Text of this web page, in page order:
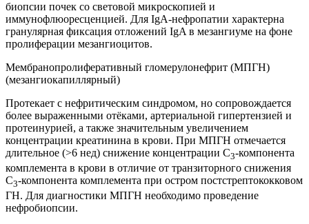
биопсии почек со световой микроскопией и
иммунофлюоресценцией. Для IgA-нефропатии характерна
гранулярная фиксация отложений IgA в мезангиуме на фоне
пролиферации мезангиоцитов.
Мембранопролиферативный гломерулонефрит (МПГН)
(мезангиокапиллярный)
Протекает с нефритическим синдромом, но сопровождается
более выраженными отёками, артериальной гипертензией и
протеинурией, а также значительным увеличением
концентрации креатинина в крови. При МПГН отмечается
длительное (>6 нед) снижение концентрации С3-компонента
комплемента в крови в отличие от транзиторного снижения
С3-компонента комплемента при остром постстрептококковом
ГН. Для диагностики МПГН необходимо проведение
нефробиопсии.